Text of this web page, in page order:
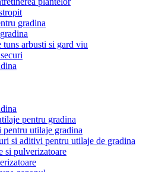
gradina
tuns arbusti si gard viu
pentru gradina
utilaje gradina
si aditivi pentru utilaje de gradina
si pulverizatoare